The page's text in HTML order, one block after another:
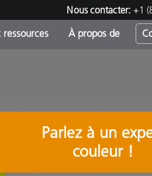
Nous contacter: +1
À propos de
Parlez à un
couleur !